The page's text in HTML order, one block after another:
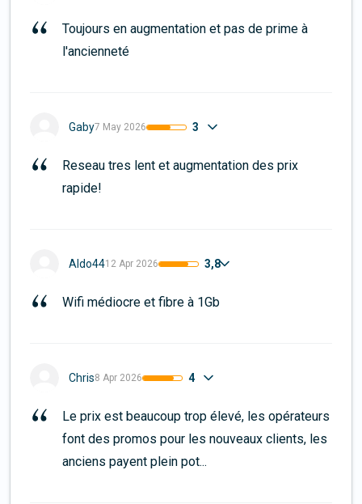
Toujours en augmentation et pas de prime à
l'ancienneté
Gaby7 May 2026 3
Reseau tres lent et augmentation des prix
rapide!
Aldo4412 Apr 2026 3,8
Wifi médiocre et fibre à 1Gb
Chris8 Apr 2026 4
Le prix est beaucoup trop élevé, les opérateurs
font des promos pour les nouveaux clients, les
anciens payent plein pot...